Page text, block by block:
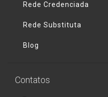
Rede Credenciada
Rede Substituta
Blog
Contatos